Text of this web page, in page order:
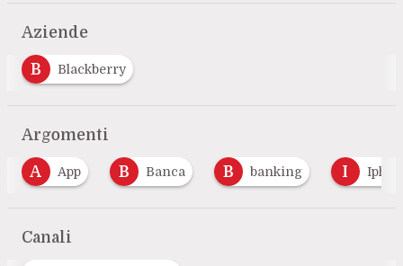
Aziende
B Blackberry
Argomenti
A App B Banca B banking I
Canali